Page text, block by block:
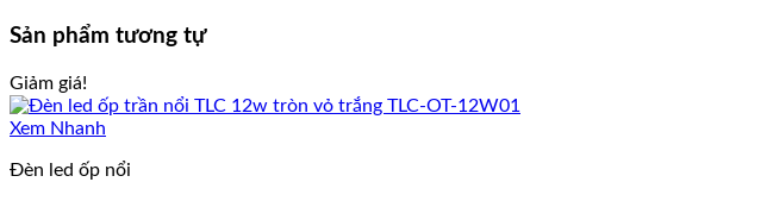
Sản phẩm tương tự
Giảm giá!
Xem Nhanh
Đèn led ốp nổi